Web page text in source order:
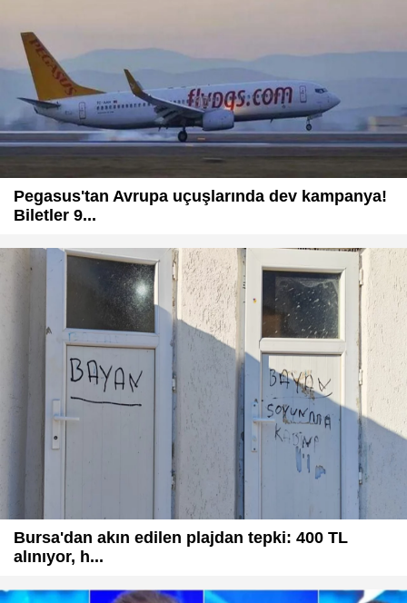
Pegasus'tan Avrupa uçuşlarında dev kampanya!
Biletler 9...
Bursa'dan akın edilen plajdan tepki: 400 TL
alınıyor, h...